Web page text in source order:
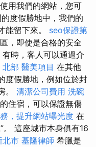
用我們的網站，您可
度假勝地中，我們的
能留下來。 seo保證第
，即使是合格的安全
有時，客人可以通過介
北部 醫美項目 在其他
度假勝地，例如位於封
。 清潔公司費用 洗碗
住宿，可以保證無傷
，提升網站曝光度 在
。 這座城市本身俱有16
北市 基隆律師 希臘是